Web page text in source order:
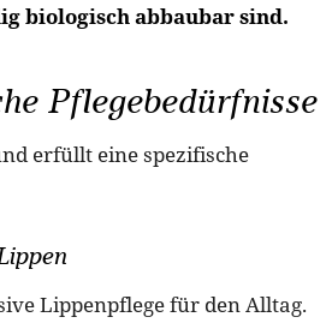
biologisch abbaubar sind.
Pflegebedürfnisse
erfüllt eine spezifische
Lippenpflege für den Alltag.